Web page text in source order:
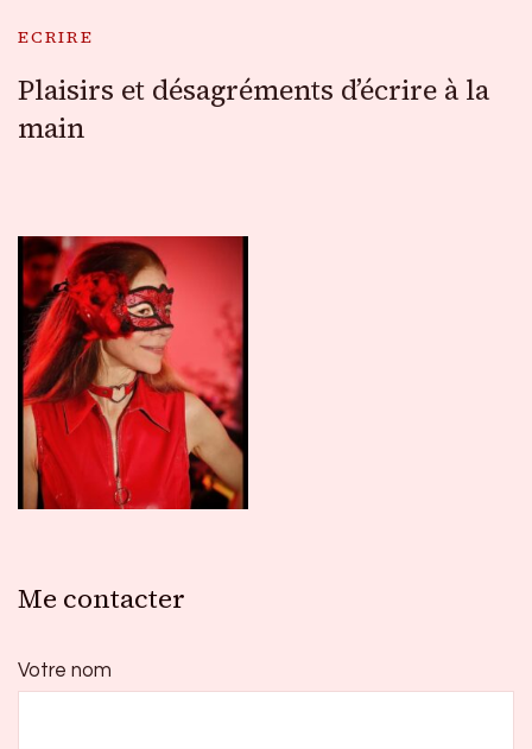
ECRIRE
Plaisirs et désagréments d’écrire à la
main
Me contacter
Votre nom